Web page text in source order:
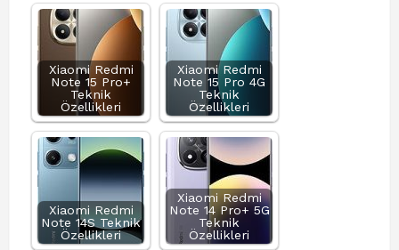
Xiaomi Redmi
Note 15 Pro+
Teknik
Özellikleri
Xiaomi Redmi
Note 15 Pro 4G
Teknik
Özellikleri
Xiaomi Redmi
Note 14S Teknik
Özellikleri
Xiaomi Redmi
Note 14 Pro+ 5G
Teknik
Özellikleri